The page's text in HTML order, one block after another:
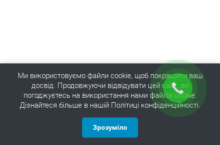
Ми використовуємо файли cookie, щоб покращити ваш
досвід. Продовжуючи відвідувати цей сайт, ви
погоджуєтесь на використання нами файлів cookie.
Дізнайтеся більше в нашій Політиці конфіденційності.
Зрозуміло